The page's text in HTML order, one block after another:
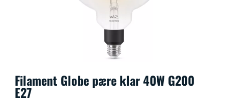
Filament Globe pære klar 40W G200
E27